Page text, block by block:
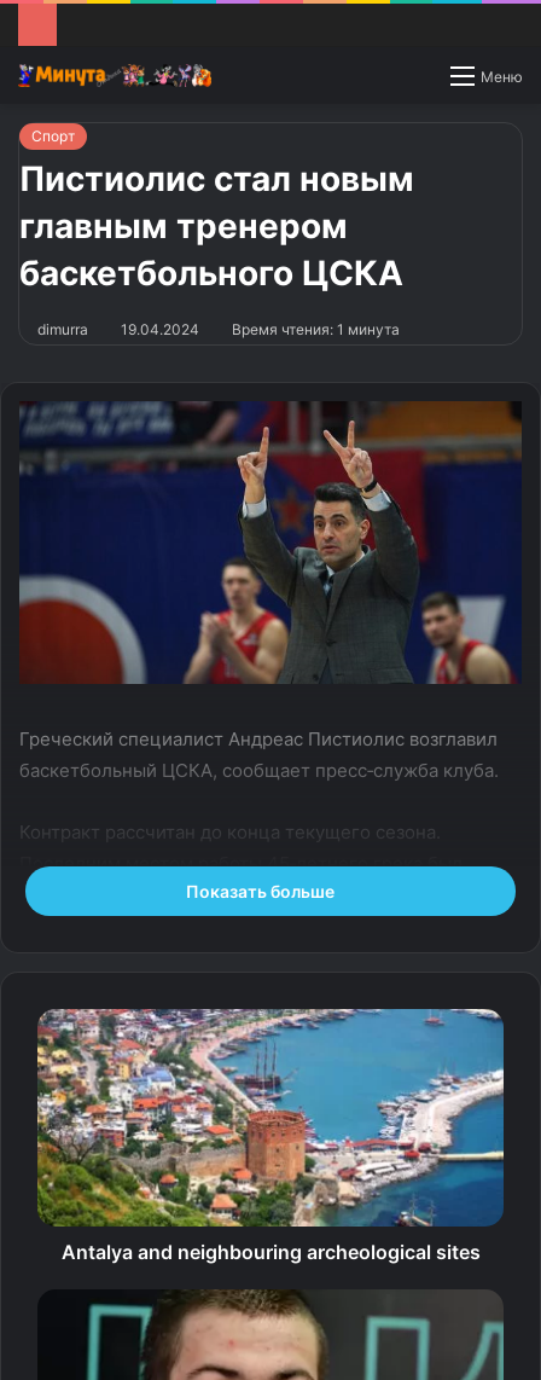
Меню
Switch
Спорт
Пистиолис стал новым
главным тренером
баскетбольного ЦСКА
dimurra 19.04.2024 Время чтения: 1 минута
Греческий специалист Андреас Пистиолис возглавил
баскетбольный ЦСКА, сообщает пресс‑служба клуба.
Контракт рассчитан до конца текущего сезона.
Последним местом работы 45‑летнего грека был
турецкий «Галатасарай». Он ранее работал в ЦСКА —
На счету Пистиолиса пять побед в Евролиге: три из них
в качестве сотрудника штаба Желько Обрадовича
в «Панатинаикосе», две — на посту первого ассистента
главного тренера ЦСКА. С армейцами он также шесть
раз побеждал в Единой лиге ВТБ и дважды добирался
до бронзовых медалей Евролиги.
которого клуб сообщил ранее в понедельник.
ЦСКА занял третье место по итогам регулярного
чемпионата Единой лиги ВТБ. В 36 матчах
Показать больше
Antalya and neighbouring archeological sites